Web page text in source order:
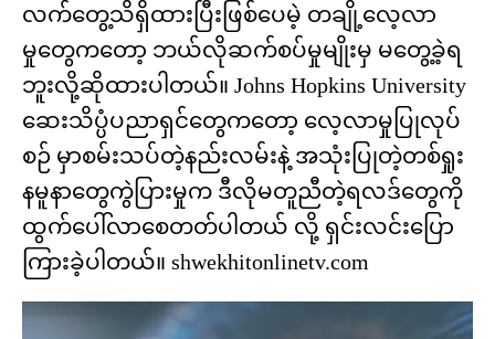
လက်တွေ့သိရှိထားပြီးဖြစ်‌ပေမဲ့ တချို့‌လေ့လာ
မှု‌တွေကတော့ ဘယ်လိုဆက်စပ်မှုမျိုးမှ မတွေ့ခဲ့ရ
ဘူးလို့ဆိုထားပါတယ်။ Johns Hopkins University
ဆေးသိပ္ပံပညာရှင်တွေက‌တော့ လေ့လာမှုပြုလုပ်
စဉ် မှာစမ်းသပ်တဲ့နည်းလမ်းနဲ့ အသုံးပြုတဲ့တစ်ရှုး
နမူနာ‌‌တွေကွဲပြားမှုက ဒီလိုမတူညီတဲ့ရလဒ်တွေကို
ထွက်ပေါ်လာ‌စေတတ်ပါတယ် လို့ ရှင်းလင်းပြော
ကြားခဲ့ပါတယ်။ shwekhitonlinetv.com